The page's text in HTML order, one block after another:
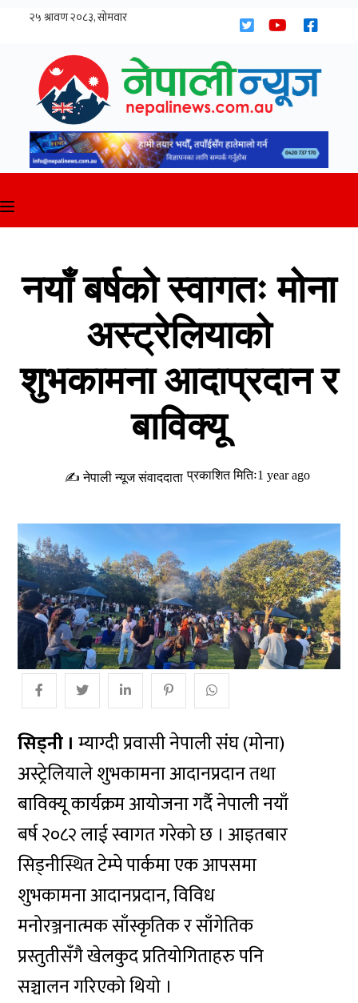
नयाँ बर्षको स्वागतः मोना
अस्ट्रेलियाको
शुभकामना आदाप्रदान र
बाविक्यू
✍ नेपाली न्यूज संवाददाता प्रकाशित मितिः1 year ago
सिड्नी । म्याग्दी प्रवासी नेपाली संघ (मोना)
अस्ट्रेलियाले शुभकामना आदानप्रदान तथा
बाविक्यू कार्यक्रम आयोजना गर्दै नेपाली नयाँ
बर्ष २०८२ लाई स्वागत गरेको छ । आइतबार
सिड्नीस्थित टेम्पे पार्कमा एक आपसमा
शुभकामना आदानप्रदान, विविध
मनोरञ्जनात्मक साँस्कृतिक र साँगेतिक
प्रस्तुतीसँगै खेलकुद प्रतियोगिताहरु पनि
सञ्चालन गरिएको थियो ।